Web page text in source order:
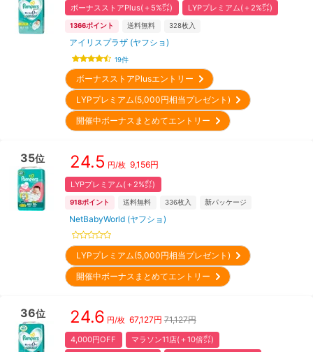
ボーナスストアPlus(＋5%㌽) LYPプレミアム(＋2%㌽)
1366ポイント 送料無料 328枚入
アイリスプラザ (ヤフショ)
19件
ボーナスストアPlusエントリー
LYPプレミアム(5,000円相当プレゼント)
開催中ボーナスまとめてエントリー
35位 24.5 円/枚 9,156円
LYPプレミアム(＋2%㌽)
918ポイント 送料無料 336枚入 新パッケージ
NetBabyWorld (ヤフショ)
LYPプレミアム(5,000円相当プレゼント)
開催中ボーナスまとめてエントリー
36位 24.6 円/枚 67,127円 71,127円
4,000円OFF マラソン11店(＋10倍㌽)